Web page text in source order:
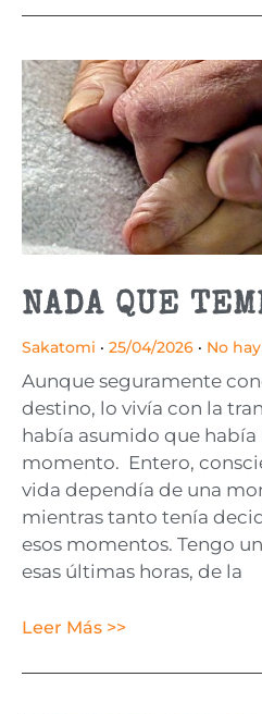
NADA QUE
Sakatomi 25/04/2026 No
Aunque seguramente
destino, lo vivía con la
había asumido que había
momento. Entero,
vida dependía de una
mientras tanto tenía
esos momentos. Tengo
esas últimas horas, de la
Leer Más >>